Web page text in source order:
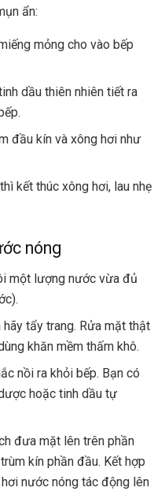
ẩn:
mỏng cho vào bếp
dầu thiên nhiên tiết ra
đầu kín và xông hơi như
kết thúc xông hơi, lau nhẹ
nóng
một lượng nước vừa đủ
tẩy trang. Rửa mặt thật
khăn mềm thấm khô.
nồi ra khỏi bếp. Bạn có
hoặc tinh dầu tự
đưa mặt lên trên phần
kín phần đầu. Kết hợp
nước nóng tác động lên